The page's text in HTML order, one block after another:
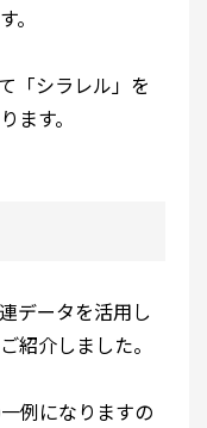
。
「シラレル」を
ます。
データを活用し
紹介しました。
例になりますの